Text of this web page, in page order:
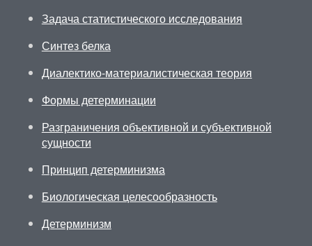
Задача статистического исследования
Синтез белка
Диалектико-материалистическая теория
Формы детерминации
Разграничения объективной и субъективной
сущности
Принцип детерминизма
Биологическая целесообразность
Детерминизм